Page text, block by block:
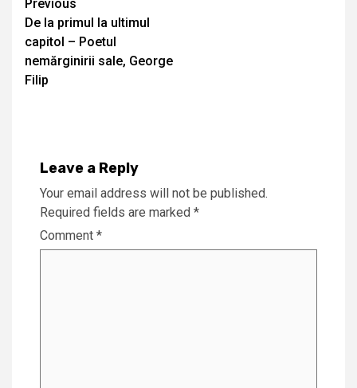
Continue
Reading
Previous
De la primul la ultimul
capitol – Poetul
nemărginirii sale, George
Filip
Leave a Reply
Your email address will not be published.
Required fields are marked *
Comment *